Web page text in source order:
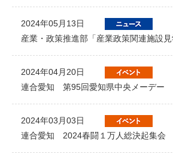
2024年05月13日
産業・政策推進部「産業政策関連施設見
2024年04月20日
連合愛知 第95回愛知県中央メーデー
2024年03月03日
連合愛知 2024春闘１万人総決起集会